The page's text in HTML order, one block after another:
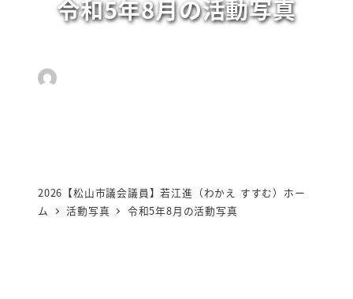
令和5年8月の活動写真
投稿日
著
2026【松山市議会議員】若江進（わかえ すすむ）ホー
ム
活動写真 令和5年8月の活動写真